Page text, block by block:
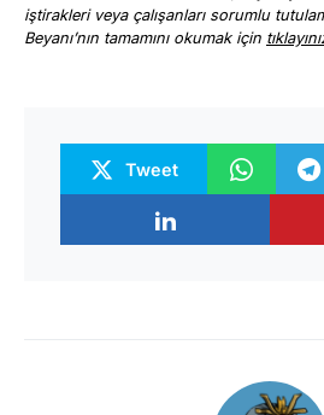
iştirakleri veya çalışanları sorumlu
Beyanı’nın tamamını okumak için
Tweet